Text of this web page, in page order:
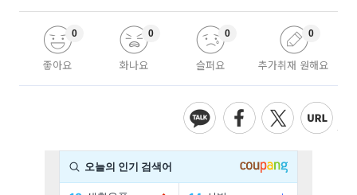
좋아요
0
화나요
0
슬퍼요
0
추가취재 원해요
0